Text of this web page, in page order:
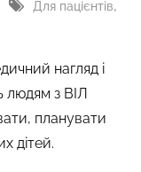
Для пацієнтів,
нагляд і
людям з ВІЛ
планувати
дітей.